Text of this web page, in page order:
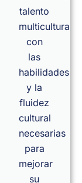
talento
multicultural
con
las
habilidades
y la
fluidez
cultural
necesarias
para
mejorar
su